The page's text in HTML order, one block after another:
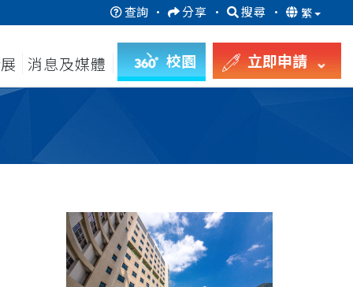
查詢 · 分享 · 搜尋 · 繁
消息及媒體 校園 立即申請